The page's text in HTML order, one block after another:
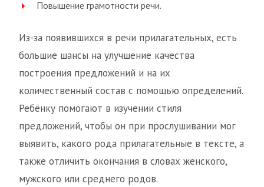
Повышение грамотности речи.
Из-за появившихся в речи прилагательных, есть
большие шансы на улучшение качества
построения предложений и на их
количественный состав с помощью определений.
Ребёнку помогают в изучении стиля
предложений, чтобы он при прослушивании мог
выявить, какого рода прилагательные в тексте, а
также отличить окончания в словах женского,
мужского или среднего родов.